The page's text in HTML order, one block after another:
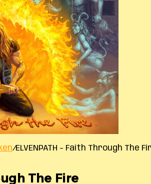
/ELVENPATH – Faith Through The
The Fire